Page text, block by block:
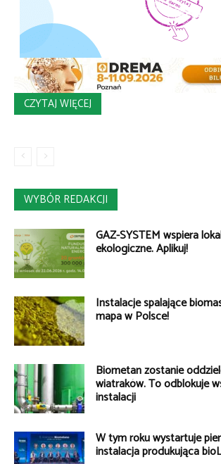
CZYTAJ WIĘCEJ
WYBÓR REDAKCJI
GAZ-SYSTEM wspiera
ekologiczne. Aplikuj!
Instalacje spalające
mapa w Polsce!
Biometan zostanie
wiatraków. To odblokuje
instalacji
W tym roku wystartuje
instalacja produkująca